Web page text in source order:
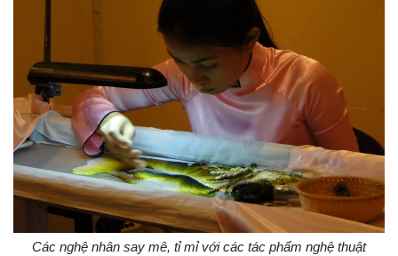
Các nghệ nhân say mê, tỉ mỉ với các tác phẩm nghệ thuật